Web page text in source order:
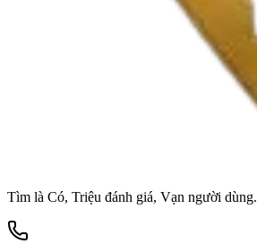
Tìm là Có, Triệu đánh giá, Vạn người dùng.